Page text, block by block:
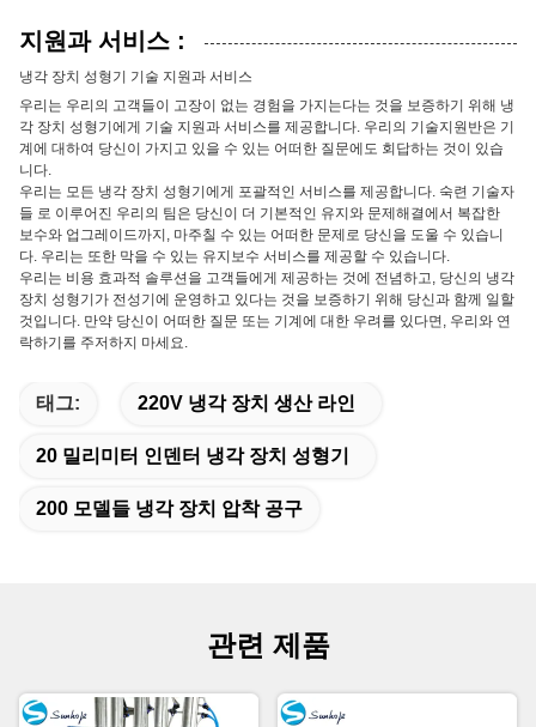
지원과 서비스 :
냉각 장치 성형기 기술 지원과 서비스
우리는 우리의 고객들이 고장이 없는 경험을 가지는다는 것을 보증하기 위해 냉
각 장치 성형기에게 기술 지원과 서비스를 제공합니다. 우리의 기술지원반은 기
계에 대하여 당신이 가지고 있을 수 있는 어떠한 질문에도 회답하는 것이 있습
니다.
우리는 모든 냉각 장치 성형기에게 포괄적인 서비스를 제공합니다. 숙련 기술자
들 로 이루어진 우리의 팀은 당신이 더 기본적인 유지와 문제해결에서 복잡한
보수와 업그레이드까지, 마주칠 수 있는 어떠한 문제로 당신을 도울 수 있습니
다. 우리는 또한 막을 수 있는 유지보수 서비스를 제공할 수 있습니다.
우리는 비용 효과적 솔루션을 고객들에게 제공하는 것에 전념하고, 당신의 냉각
장치 성형기가 전성기에 운영하고 있다는 것을 보증하기 위해 당신과 함께 일할
것입니다. 만약 당신이 어떠한 질문 또는 기계에 대한 우려를 있다면, 우리와 연
락하기를 주저하지 마세요.
태그: 220V 냉각 장치 생산 라인
20 밀리미터 인덴터 냉각 장치 성형기
200 모델들 냉각 장치 압착 공구
관련 제품